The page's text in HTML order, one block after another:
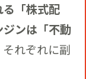
「株式配
ンは「不動
それぞれに副